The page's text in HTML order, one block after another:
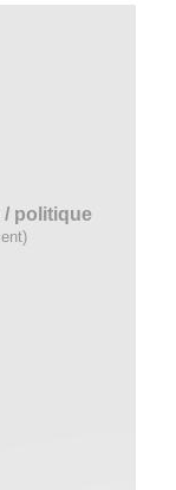
/ politique